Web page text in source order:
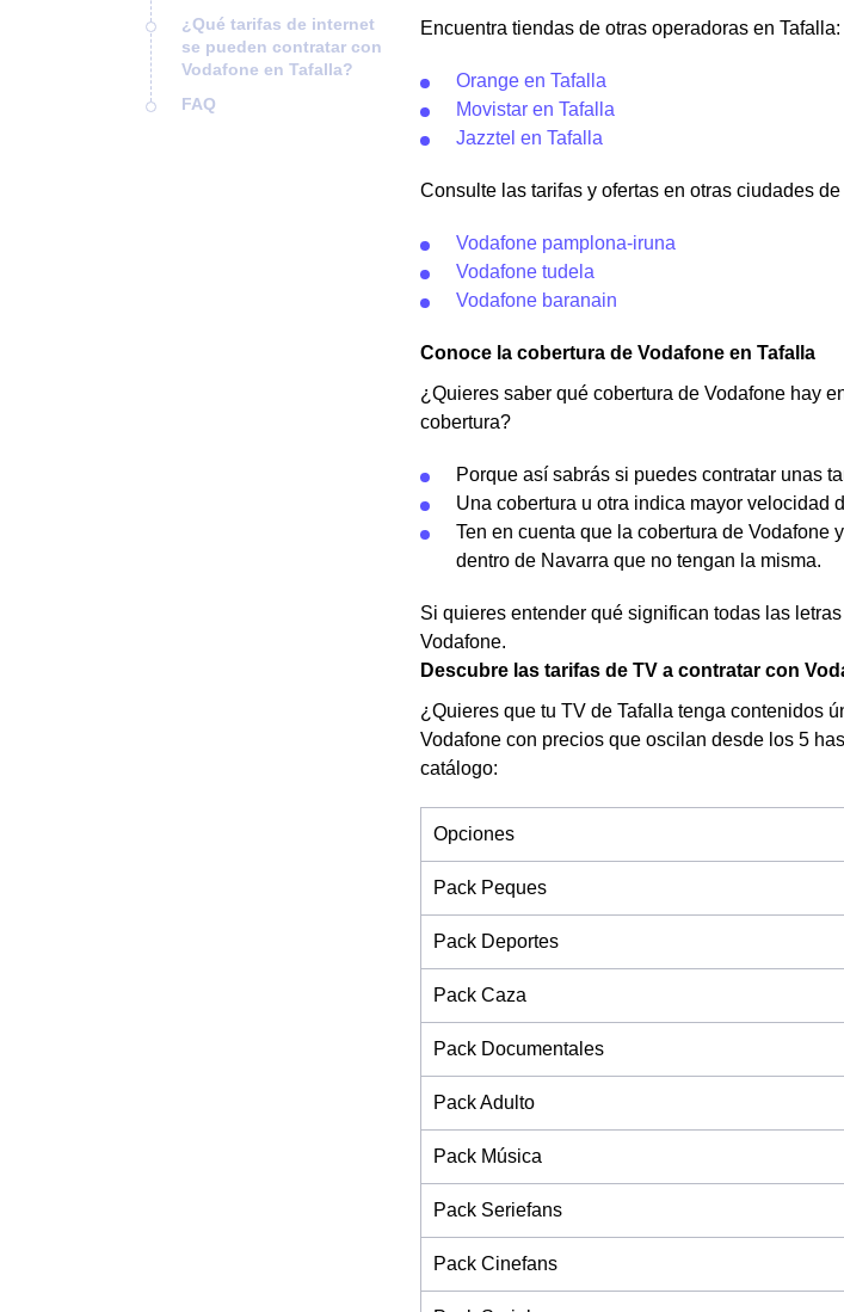
¿Qué tarifas de internet
se pueden contratar con
Vodafone en Tafalla?
FAQ
Encuentra tiendas de otras operadoras en Tafalla:
Orange en Tafalla
Movistar en Tafalla
Jazztel en Tafalla
Consulte las tarifas y ofertas en otras ciudades de
Vodafone pamplona-iruna
Vodafone tudela
Vodafone baranain
Conoce la cobertura de Vodafone en Tafalla
¿Quieres saber qué cobertura de Vodafone hay
cobertura?
Porque así sabrás si puedes contratar unas
Una cobertura u otra indica mayor velocidad
Ten en cuenta que la cobertura de
dentro de Navarra que no tengan la misma.
Si quieres entender qué significan todas las
Vodafone.
Descubre las tarifas de TV a contratar con
¿Quieres que tu TV de Tafalla tenga contenidos
Vodafone con precios que oscilan desde los 5
catálogo:
Opciones
Pack Peques
Pack Deportes
Pack Caza
Pack Documentales
Pack Adulto
Pack Música
Pack Seriefans
Pack Cinefans